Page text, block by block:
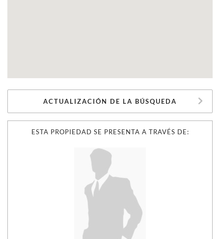
ESTA PROPIEDAD SE PRESENTA A TRAVÉS DE:
ACTUALIZACIÓN DE LA BÚSQUEDA